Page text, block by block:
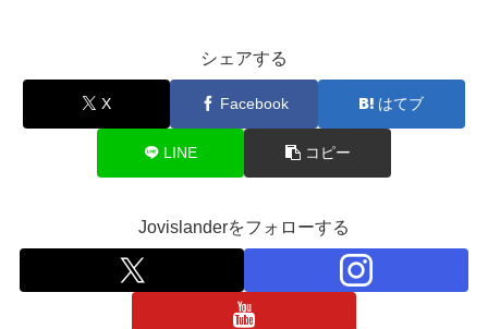
シェアする
X Facebook はてブ
LINE コピー
Jovislanderをフォローする